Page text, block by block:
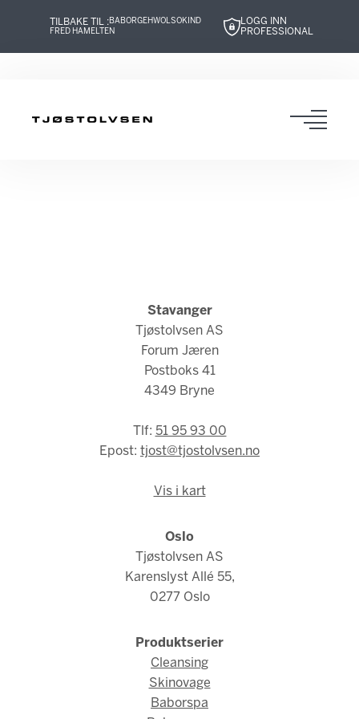
innhold
navigasjon
innhold
navigasjon
TILBAKE TIL :BABORGEHWOLSOKIND
FRED HAMELTEN
LOGG INN
PROFESSIONAL
Stavanger
Tjøstolvsen AS
Forum Jæren
Postboks 41
4349 Bryne
Tlf: 51 95 93 00
Epost: tjost@tjostolvsen.no
Vis i kart
Oslo
Tjøstolvsen AS
Karenslyst Allé 55,
0277 Oslo
Produktserier
Cleansing
Skinovage
Baborspa